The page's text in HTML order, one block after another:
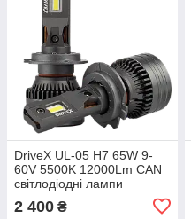
DriveX UL-05 H7 65W 9-
60V 5500K 12000Lm CAN
світлодіодні лампи
2 400 ₴